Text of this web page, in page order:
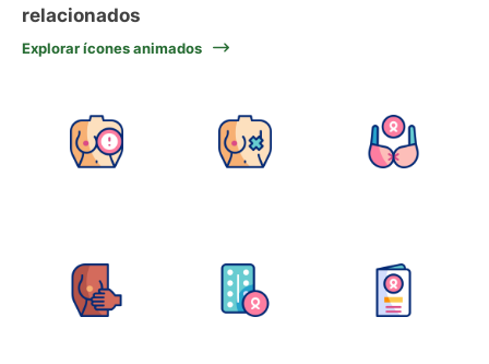
relacionados
Explorar ícones animados